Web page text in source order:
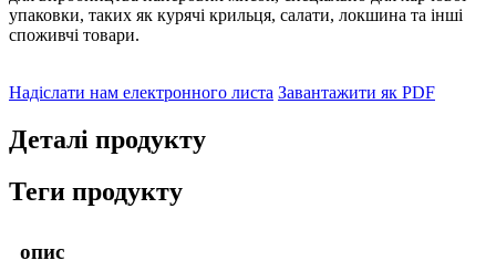
упаковки, таких як курячі крильця, салати, локшина та інші
споживчі товари.
Надіслати нам електронного листа Завантажити як PDF
Деталі продукту
Теги продукту
опис